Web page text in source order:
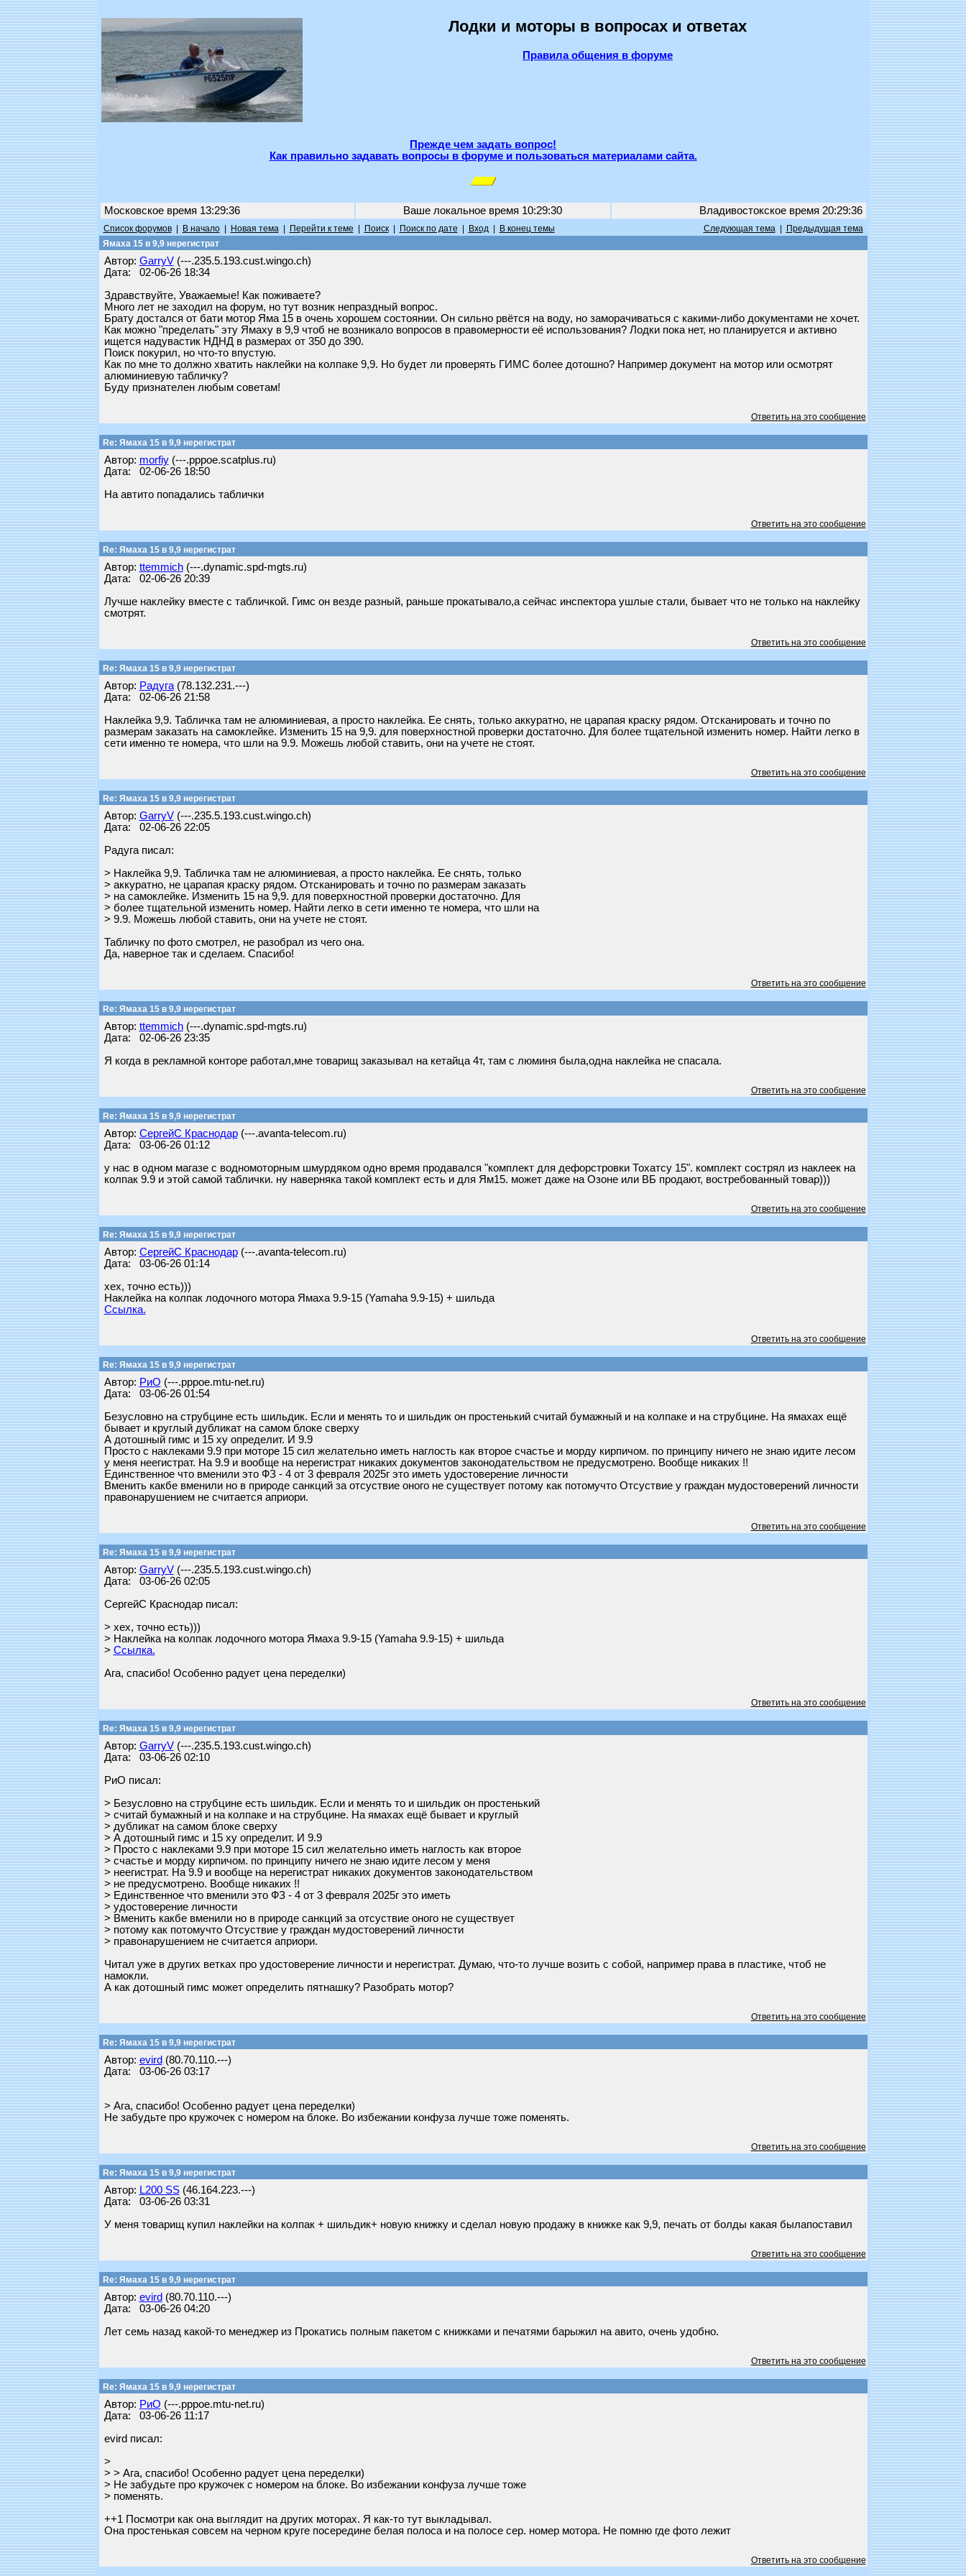
Лодки и моторы в вопросах и ответах
Правила общения в форуме
Прежде чем задать вопрос!
Как правильно задавать вопросы в форуме и пользоваться материалами сайта.
Московское время 13:29:36 Ваше локальное время 10:29:30 Владивостокское время 20:29:36
Список форумов| В начало| Новая тема| Перейти к теме Поиск| Поиск по дате Вход| В конец темы Следующая тема|
Предыдущая тема
Ямаха 15 в 9,9 нерегистрат
Автор: GarryV(---.235.5.193.cust.wingo.ch)
Дата: 02-06-26 18:34
Здравствуйте, Уважаемые! Как поживаете?
Много лет не заходил на форум, но тут возник непраздный вопрос.
Брату достался от бати мотор Яма 15 в очень хорошем состоянии. Он сильно рвётся на воду, но заморачиваться с какими-либо документами не хочет.
Как можно "пределать" эту Ямаху в 9,9 чтоб не возникало вопросов в правомерности её использования? Лодки пока нет, но планируется и активно
ищется надувастик НДНД в размерах от 350 до 390.
Поиск покурил, но что-то впустую.
Как по мне то должно хватить наклейки на колпаке 9,9. Но будет ли проверять ГИМС более дотошно? Например документ на мотор или осмотрят
алюминиевую табличку?
Буду признателен любым советам!
Ответить на это сообщение
Re: Ямаха 15 в 9,9 нерегистрат
Автор: morfiy(---.pppoe.scatplus.ru)
Дата: 02-06-26 18:50
На автито попадались таблички
Ответить на это сообщение
Re: Ямаха 15 в 9,9 нерегистрат
Автор: ttemmich(---.dynamic.spd-mgts.ru)
Дата: 02-06-26 20:39
Лучше наклейку вместе с табличкой. Гимс он везде разный, раньше прокатывало,а сейчас инспектора ушлые стали, бывает что не только на наклейку
смотрят.
Ответить на это сообщение
Re: Ямаха 15 в 9,9 нерегистрат
Автор: Радуга(78.132.231.---)
Дата: 02-06-26 21:58
Наклейка 9,9. Табличка там не алюминиевая, а просто наклейка. Ее снять, только аккуратно, не царапая краску рядом. Отсканировать и точно по
размерам заказать на самоклейке. Изменить 15 на 9,9. для поверхностной проверки достаточно. Для более тщательной изменить номер. Найти легко в
сети именно те номера, что шли на 9.9. Можешь любой ставить, они на учете не стоят.
Ответить на это сообщение
Re: Ямаха 15 в 9,9 нерегистрат
Автор: GarryV(---.235.5.193.cust.wingo.ch)
Дата: 02-06-26 22:05
Радуга писал:
> Наклейка 9,9. Табличка там не алюминиевая, а просто наклейка. Ее снять, только
> аккуратно, не царапая краску рядом. Отсканировать и точно по размерам заказать
> на самоклейке. Изменить 15 на 9,9. для поверхностной проверки достаточно. Для
> более тщательной изменить номер. Найти легко в сети именно те номера, что шли на
> 9.9. Можешь любой ставить, они на учете не стоят.
Табличку по фото смотрел, не разобрал из чего она.
Да, наверное так и сделаем. Спасибо!
Ответить на это сообщение
Re: Ямаха 15 в 9,9 нерегистрат
Автор: ttemmich(---.dynamic.spd-mgts.ru)
Дата: 02-06-26 23:35
Я когда в рекламной конторе работал,мне товарищ заказывал на кетайца 4т, там с люминя была,одна наклейка не спасала.
Ответить на это сообщение
Re: Ямаха 15 в 9,9 нерегистрат
Автор: СергейС Краснодар(---.avanta-telecom.ru)
Дата: 03-06-26 01:12
у нас в одном магазе с водномоторным шмурдяком одно время продавался "комплект для дефорстровки Тохатсу 15". комплект сострял из наклеек на
колпак 9.9 и этой самой таблички. ну наверняка такой комплект есть и для Ям15. может даже на Озоне или ВБ продают, востребованный товар)))
Ответить на это сообщение
Re: Ямаха 15 в 9,9 нерегистрат
Автор: СергейС Краснодар(---.avanta-telecom.ru)
Дата: 03-06-26 01:14
хех, точно есть)))
Наклейка на колпак лодочного мотора Ямаха 9.9-15 (Yamaha 9.9-15) + шильда
Ссылка.
Ответить на это сообщение
Re: Ямаха 15 в 9,9 нерегистрат
Автор: РиО (---.pppoe.mtu-net.ru)
Дата: 03-06-26 01:54
Безусловно на струбцине есть шильдик. Если и менять то и шильдик он простенький считай бумажный и на колпаке и на струбцине. На ямахах ещё
бывает и круглый дубликат на самом блоке сверху
А дотошный гимс и 15 ху определит. И 9.9
Просто с наклеками 9.9 при моторе 15 сил желательно иметь наглость как второе счастье и морду кирпичом. по принципу ничего не знаю идите лесом
у меня неегистрат. На 9.9 и вообще на нерегистрат никаких документов законодательством не предусмотрено. Вообще никаких !!
Единственное что вменили это ФЗ - 4 от 3 февраля 2025г это иметь удостоверение личности
Вменить какбе вменили но в природе санкций за отсуствие оного не существует потому как потомучто Отсуствие у граждан мудостоверений личности
правонарушением не считается априори.
Ответить на это сообщение
Re: Ямаха 15 в 9,9 нерегистрат
Автор: GarryV(---.235.5.193.cust.wingo.ch)
Дата: 03-06-26 02:05
СергейС Краснодар писал:
> хех, точно есть)))
> Наклейка на колпак лодочного мотора Ямаха 9.9-15 (Yamaha 9.9-15) + шильда
> Ссылка.
Ага, спасибо! Особенно радует цена переделки)
Ответить на это сообщение
Re: Ямаха 15 в 9,9 нерегистрат
Автор: GarryV(---.235.5.193.cust.wingo.ch)
Дата: 03-06-26 02:10
РиО писал:
> Безусловно на струбцине есть шильдик. Если и менять то и шильдик он простенький
> считай бумажный и на колпаке и на струбцине. На ямахах ещё бывает и круглый
> дубликат на самом блоке сверху
> А дотошный гимс и 15 ху определит. И 9.9
> Просто с наклеками 9.9 при моторе 15 сил желательно иметь наглость как второе
> счастье и морду кирпичом. по принципу ничего не знаю идите лесом у меня
> неегистрат. На 9.9 и вообще на нерегистрат никаких документов законодательством
> не предусмотрено. Вообще никаких !!
> Единственное что вменили это ФЗ - 4 от 3 февраля 2025г это иметь
> удостоверение личности
> Вменить какбе вменили но в природе санкций за отсуствие оного не существует
> потому как потомучто Отсуствие у граждан мудостоверений личности
> правонарушением не считается априори.
Читал уже в других ветках про удостоверение личности и нерегистрат. Думаю, что-то лучше возить с собой, например права в пластике, чтоб не
намокли.
А как дотошный гимс может определить пятнашку? Разобрать мотор?
Ответить на это сообщение
Re: Ямаха 15 в 9,9 нерегистрат
Автор: evird (80.70.110.---)
Дата: 03-06-26 03:17
> Ага, спасибо! Особенно радует цена переделки)
Не забудьте про кружочек с номером на блоке. Во избежании конфуза лучше тоже поменять.
Ответить на это сообщение
Re: Ямаха 15 в 9,9 нерегистрат
Автор: L200 SS(46.164.223.---)
Дата: 03-06-26 03:31
У меня товарищ купил наклейки на колпак + шильдик+ новую книжку и сделал новую продажу в книжке как 9,9, печать от болды какая былапоставил
Ответить на это сообщение
Re: Ямаха 15 в 9,9 нерегистрат
Автор: evird (80.70.110.---)
Дата: 03-06-26 04:20
Лет семь назад какой-то менеджер из Прокатись полным пакетом с книжками и печатями барыжил на авито, очень удобно.
Ответить на это сообщение
Re: Ямаха 15 в 9,9 нерегистрат
Автор: РиО (---.pppoe.mtu-net.ru)
Дата: 03-06-26 11:17
evird писал:
>
> > Ага, спасибо! Особенно радует цена переделки)
> Не забудьте про кружочек с номером на блоке. Во избежании конфуза лучше тоже
> поменять.
++1 Посмотри как она выглядит на других моторах. Я как-то тут выкладывал.
Она простенькая совсем на черном круге посередине белая полоса и на полосе сер. номер мотора. Не помню где фото лежит
Ответить на это сообщение